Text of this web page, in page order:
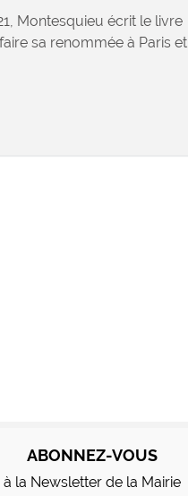
Montesquieu écrit le livre
sa renommée à Paris et
ABONNEZ-VOUS
à la Newsletter de la Mairie